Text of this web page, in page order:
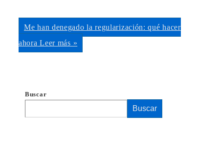
Me han denegado la regularización: qué hacer
ahora Leer más »
Buscar
Buscar